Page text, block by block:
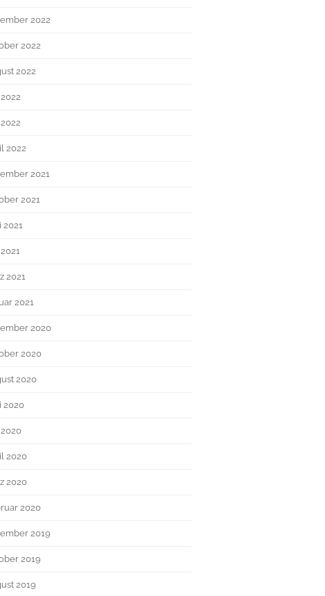
2022
2022
2022
2022
2021
2021
2021
2021
2021
2020
2020
2020
2020
2020
2020
2020
2019
2019
2019